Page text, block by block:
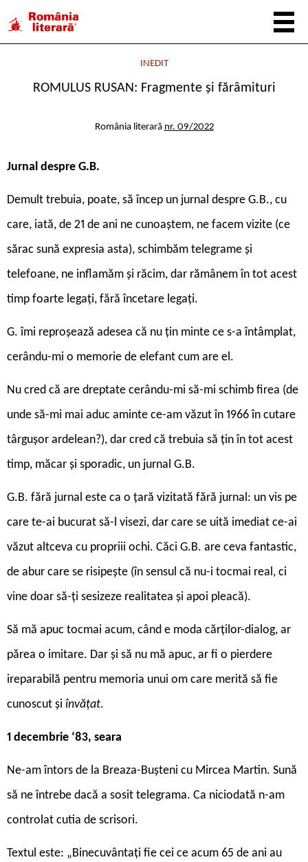
INEDIT
ROMULUS RUSAN: Fragmente și fărâmituri
România literară nr. 09/2022
Jurnal despre G.B.
Demult trebuia, poate, să încep un jurnal despre G.B., cu
care, iată, de 21 de ani ne cunoaștem, ne facem vizite (ce
sărac sună expresia asta), schimbăm telegrame și
telefoane, ne inflamăm și răcim, dar rămânem în tot acest
timp foarte legați, fără încetare legați.
G. îmi reproșează adesea că nu țin minte ce s-a întâmplat,
cerându-mi o memorie de elefant cum are el.
Nu cred că are dreptate cerându-mi să-mi schimb firea (de
unde să-mi mai aduc aminte ce-am văzut în 1966 în cutare
târgușor ardelean?), dar cred că trebuia să țin în tot acest
timp, măcar și sporadic, un jurnal G.B.
G.B. fără jurnal este ca o țară vizitată fără jurnal: un vis pe
care te-ai bucurat să-l visezi, dar care se uită imediat ce-ai
văzut altceva cu propriii ochi. Căci G.B. are ceva fantastic,
de abur care se risipește (în sensul că nu-i tocmai real, ci
vine doar să-ți sesizeze realitatea și apoi pleacă).
Să mă apuc tocmai acum, când e moda cărților-dialog, ar
părea o imitare. Dar și să nu mă apuc, ar fi o pierdere
ireparabilă pentru memoria unui om care merită să fie
cunoscut și învățat.
1 decembrie ‘83, seara
Ne-am întors de la Breaza-Bușteni cu Mircea Martin. Sună
să ne întrebe dacă a sosit telegrama. Ca niciodată n-am
controlat cutia de scrisori.
Textul este: „Binecuvântați fie cei ce acum 65 de ani au